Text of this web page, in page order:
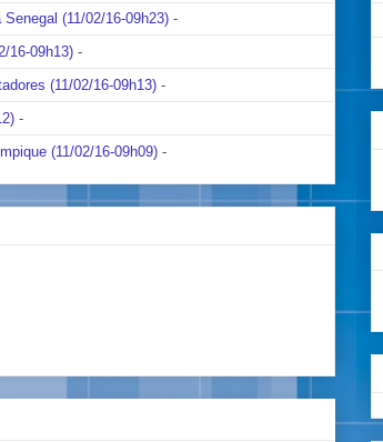
(11/02/16-09h23) -
16-09h13) -
(11/02/16-09h13) -
-
(11/02/16-09h09) -